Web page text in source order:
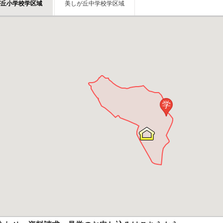
小学校学区域 美しが丘中学校学区域
学